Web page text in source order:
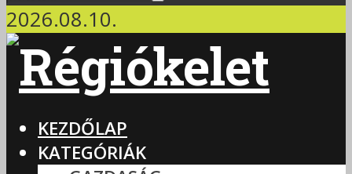
2026.08.10.
KEZDŐLAP
KATEGÓRIÁK